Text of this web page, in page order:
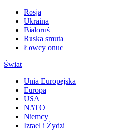
Rosja
Ukraina
Białoruś
Ruska smuta
Łowcy onuc
Świat
Unia Europejska
Europa
USA
NATO
Niemcy
Izrael i Żydzi